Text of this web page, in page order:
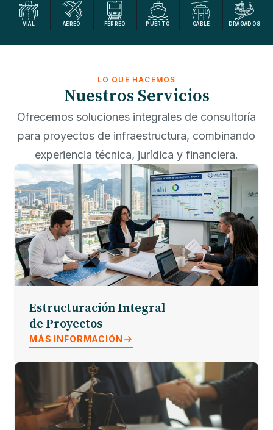
VIAL AÉREO FÉRREO PUERTO CABLE DRAGADOS
LO QUE HACEMOS
Nuestros Servicios
Ofrecemos soluciones integrales de consultoría
para proyectos de infraestructura, combinando
experiencia técnica, jurídica y financiera.
Estructuración Integral
de Proyectos
MÁS INFORMACIÓN